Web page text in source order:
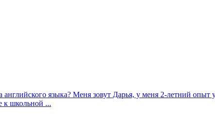
английского языка? Меня зовут Дарья, у меня 2-летний
к школьной ...